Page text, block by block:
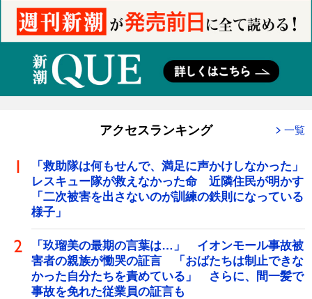
アクセスランキング 一覧
「救助隊は何もせんで、満足に声かけしなかった」
レスキュー隊が救えなかった命 近隣住民が明かす
「二次被害を出さないのが訓練の鉄則になっている
様子」
「玖瑠美の最期の言葉は…」 イオンモール事故被
害者の親族が慟哭の証言 「おばたちは制止できな
かった自分たちを責めている」 さらに、間一髪で
事故を免れた従業員の証言も